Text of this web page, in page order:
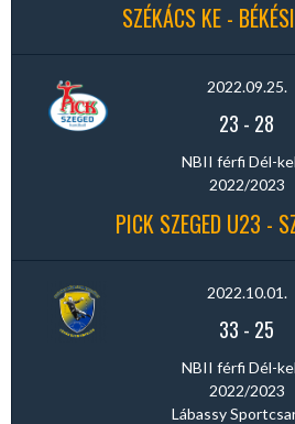
SZÉKÁCS KE -
2022.09.25.
23 - 28
NBII férfi Dél-
2022/2023
PICK SZEGED U23 -
2022.10.01.
33 - 25
NBII férfi Dél-
2022/2023
Lábassy